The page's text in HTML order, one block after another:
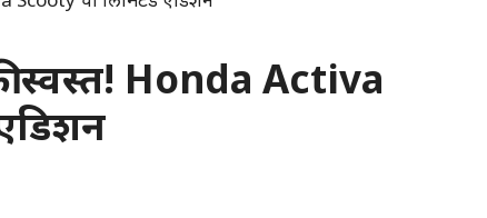
स्वस्त! Honda Activa